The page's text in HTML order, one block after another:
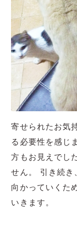
寄せられたお気
る必要性を感じ
方もお見えでし
せん。 引き続き
向かっていくた
いきます。